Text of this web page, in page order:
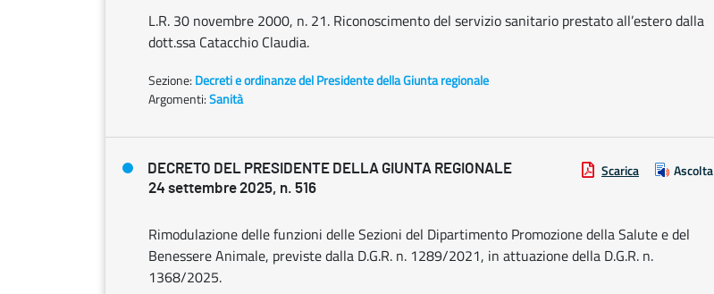
L.R. 30 novembre 2000, n. 21. Riconoscimento del servizio sanitario prestato all’estero dalla
dott.ssa Catacchio Claudia.
Sezione: Decreti e ordinanze del Presidente della Giunta regionale
Argomenti:Sanità
DECRETO DEL PRESIDENTE DELLA GIUNTA REGIONALE
24 settembre 2025, n. 516
Scarica Ascolta
Rimodulazione delle funzioni delle Sezioni del Dipartimento Promozione della Salute e del
Benessere Animale, previste dalla D.G.R. n. 1289/2021, in attuazione della D.G.R. n.
1368/2025.